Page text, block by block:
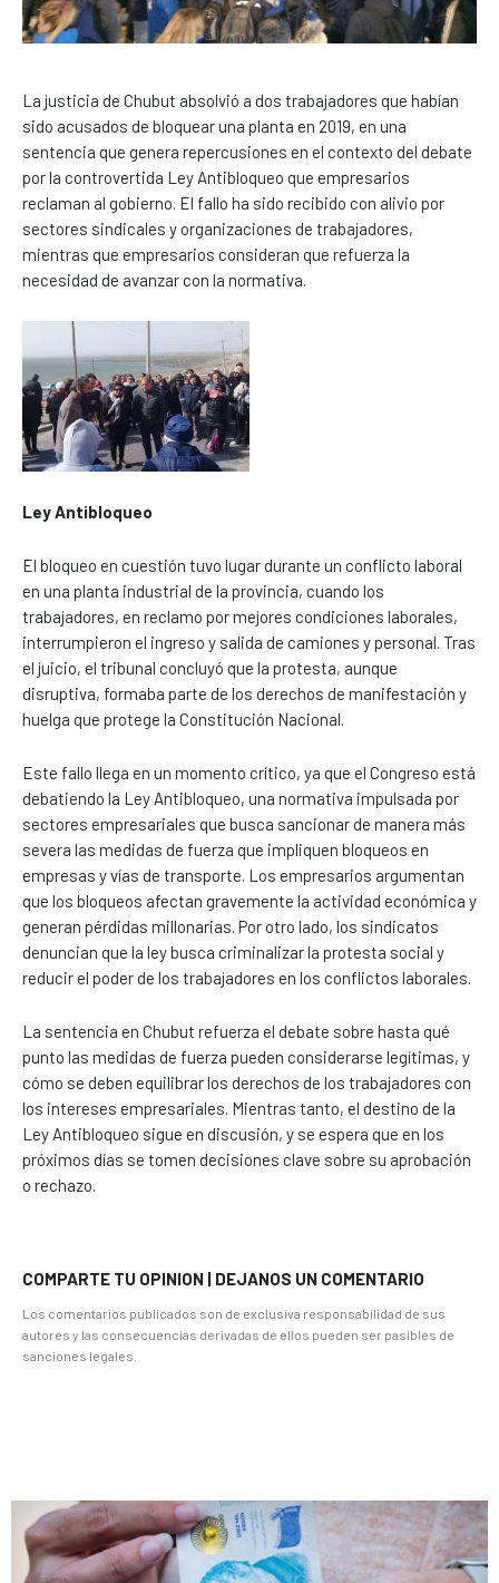
La justicia de Chubut absolvió a dos trabajadores que habían
sido acusados de bloquear una planta en 2019, en una
sentencia que genera repercusiones en el contexto del debate
por la controvertida Ley Antibloqueo que empresarios
reclaman al gobierno. El fallo ha sido recibido con alivio por
sectores sindicales y organizaciones de trabajadores,
mientras que empresarios consideran que refuerza la
necesidad de avanzar con la normativa.
Ley Antibloqueo
El bloqueo en cuestión tuvo lugar durante un conflicto laboral
en una planta industrial de la provincia, cuando los
trabajadores, en reclamo por mejores condiciones laborales,
interrumpieron el ingreso y salida de camiones y personal. Tras
el juicio, el tribunal concluyó que la protesta, aunque
disruptiva, formaba parte de los derechos de manifestación y
huelga que protege la Constitución Nacional.
Este fallo llega en un momento crítico, ya que el Congreso está
debatiendo la Ley Antibloqueo, una normativa impulsada por
sectores empresariales que busca sancionar de manera más
severa las medidas de fuerza que impliquen bloqueos en
empresas y vías de transporte. Los empresarios argumentan
que los bloqueos afectan gravemente la actividad económica y
generan pérdidas millonarias. Por otro lado, los sindicatos
denuncian que la ley busca criminalizar la protesta social y
reducir el poder de los trabajadores en los conflictos laborales.
La sentencia en Chubut refuerza el debate sobre hasta qué
punto las medidas de fuerza pueden considerarse legítimas, y
cómo se deben equilibrar los derechos de los trabajadores con
los intereses empresariales. Mientras tanto, el destino de la
Ley Antibloqueo sigue en discusión, y se espera que en los
próximos días se tomen decisiones clave sobre su aprobación
o rechazo.
COMPARTE TU OPINION | DEJANOS UN COMENTARIO
Los comentarios publicados son de exclusiva responsabilidad de sus
autores y las consecuencias derivadas de ellos pueden ser pasibles de
sanciones legales.